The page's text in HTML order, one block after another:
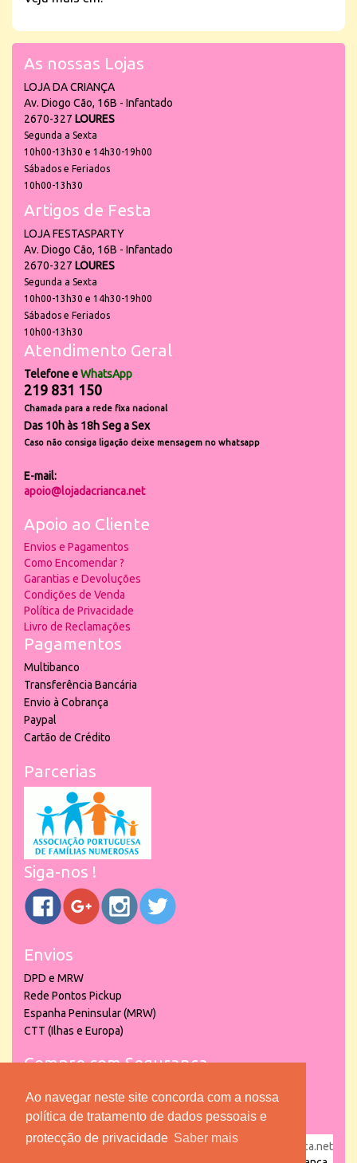
Ao navegar neste site concorda com a nossa
política de tratamento de dados pessoais e
protecção de privacidade Saber mais
As nossas Lojas
LOJA DA CRIANÇA
Av. Diogo Cão, 16B - Infantado
2670-327 LOURES
Segunda a Sexta
10h00-13h30 e 14h30-19h00
Sábados e Feriados
10h00-13h30
Artigos de Festa
LOJA FESTASPARTY
Av. Diogo Cão, 16B - Infantado
2670-327 LOURES
Segunda a Sexta
10h00-13h30 e 14h30-19h00
Sábados e Feriados
10h00-13h30
Atendimento Geral
Telefone eWhatsApp
219 831 150
Chamada para a rede fixa nacional
Das 10h às 18h Seg a Sex
Caso não consiga ligação deixe mensagem no whatsapp
E-mail:
apoio@lojadacrianca.net
Apoio ao Cliente
Envios e Pagamentos
Como Encomendar ?
Garantias e Devoluções
Condições de Venda
Política de Privacidade
Livro de Reclamações
Pagamentos
Multibanco
Transferência Bancária
Envio à Cobrança
Paypal
Cartão de Crédito
Parcerias
Siga-nos !
Envios
DPD e MRW
Rede Pontos Pickup
Espanha Peninsular (MRW)
CTT (Ilhas e Europa)
Compre com Segurança
powered by puber!a | © 2026 Copyright www.lojadacrianca.net